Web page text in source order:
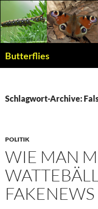
Butterflies
Schlagwort-Archive:
POLITIK
WIE MAN